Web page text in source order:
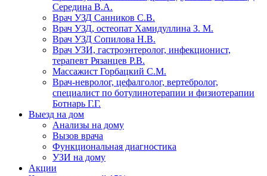
Середина В.А.
Врач УЗД Санников С.В.
Врач УЗД, остеопат Хамидуллина З. М.
Врач УЗД Сопилова Н.В.
Врач УЗИ, гастроэнтеролог, инфекционист,
терапевт Рязанцев Р.В.
Массажист Горбацкий С.М.
Врач-невролог, цефалголог, вертебролог,
специалист по ботулинотерапии и физиотерапии
Ботнарь Г.Г.
Выезд на дом
Анализы на дому
Вызов врача
Функциональная диагностика
УЗИ на дому
Акции